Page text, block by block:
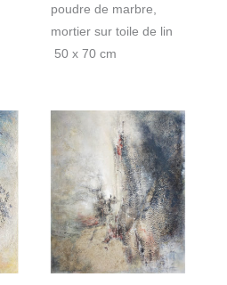
poudre de marbre,
mortier sur toile de lin
50 x 70 cm